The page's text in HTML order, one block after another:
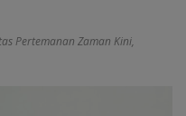
Pertemanan Zaman Kini,